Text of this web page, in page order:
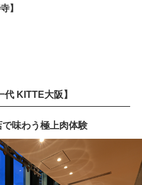
】
KITTE大阪】
味わう極上肉体験